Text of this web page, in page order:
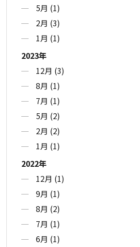
5月 (1)
2月 (3)
1月 (1)
2023年
12月 (3)
8月 (1)
7月 (1)
5月 (2)
2月 (2)
1月 (1)
2022年
12月 (1)
9月 (1)
8月 (2)
7月 (1)
6月 (1)